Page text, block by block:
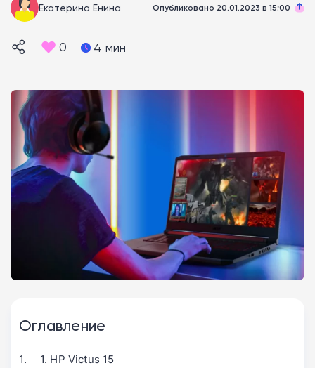
Екатерина Енина Опубликовано 20.01.2023 в 15:00
0 4 мин
Оглавление
1. HP Victus 15